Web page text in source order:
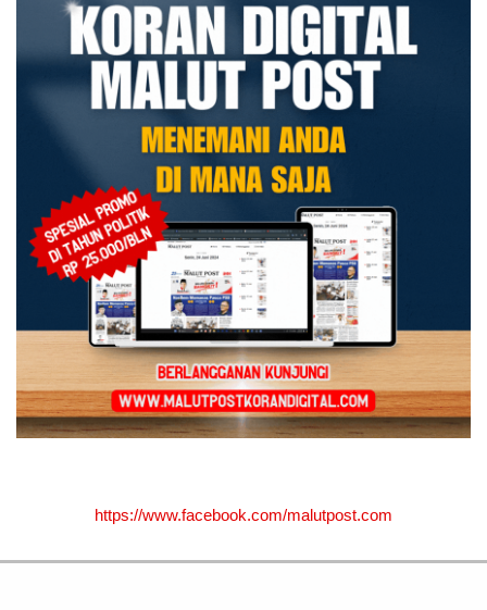
https://www.facebook.com/malutpost.com